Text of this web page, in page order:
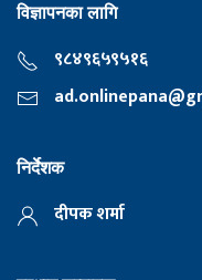
विज्ञापनका लागि
९८४९६५९५१६
निर्देशक
दीपक शर्मा